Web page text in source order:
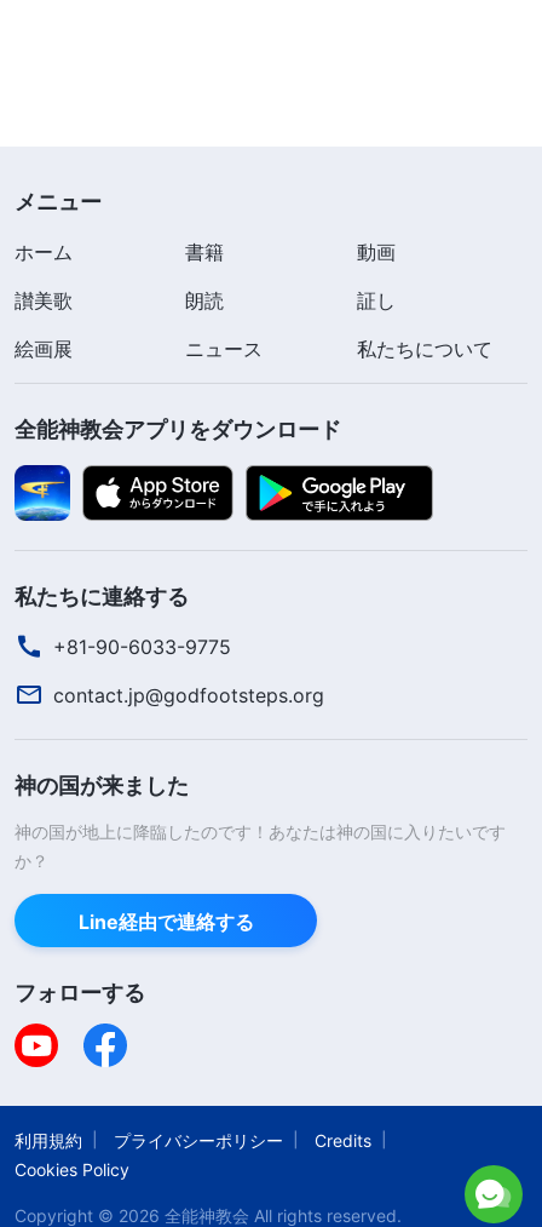
念はどれも典型的なサタン的性質の表われである。
……あなたがたは今や信者であり、働きのこの段階
に関する認識が多少ある。しかし依然として地位へ
の欲望を脇にのけていない。自分の地位が高ければ
しっかり追求するが、地位が低いと追求しなくな
半の人が自分から消極性を取り除けないのはなぜ
めるほど、刈り入れる物は少なくなる。地位に対す
る欲望が強ければ強いほど、その人は深刻に取り扱
われ、重大な精錬を受けなければならない。この種
る必要がある。あなたがたが最後までこのように追
求するなら、収穫は何もない。いのちを追求しない
理を得られない。あなたは自分の変化と入りの追求
神への愛を縛り、神に近づくことを阻む物事にいつ
も重点を置く。そのような物事があなたを変えられ
るのか。あなたを神の国へと導けるのか
か」〔『言葉』第1巻〕）。
神の御言葉は、信仰で地位を求める私の動機と
メニュー
ホーム 書籍
動画
讃美歌
朗読
証し
絵画展
ニュース 私たちについて
全能神教会アプリをダウンロード
私たちに連絡する
+81-90-6033-9775
contact.jp@godfootsteps.org
神の国が来ました
神の国が地上に降臨したのです！あなたは神の国に入りたいです
か？
Line経由で連絡する
フォローする
利用規約 プライバシーポリシー
Credits
Cookies Policy
Copyright © 2026 全能神教会 All rights reserved.